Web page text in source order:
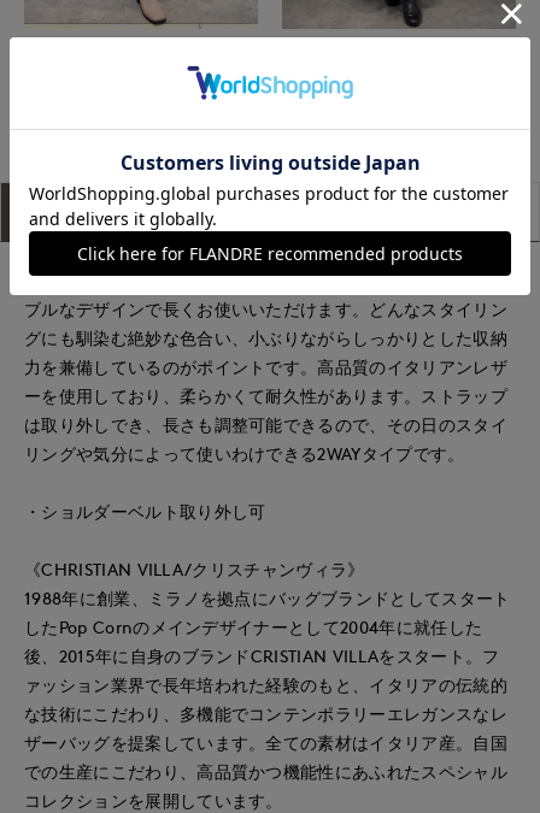
アイテム説明
斜めの切替が特徴的な、つやのある上品なレザーバック。シン
ブルなデザインで長くお使いいただけます。どんなスタイリン
グにも馴染む絶妙な色合い、小ぶりながらしっかりとした収納
力を兼備しているのがポイントです。高品質のイタリアンレザ
ーを使用しており、柔らかくて耐久性があります。ストラップ
は取り外しでき、長さも調整可能できるので、その日のスタイ
リングや気分によって使いわけできる2WAYタイプです。
・ショルダーベルト取り外し可
《CHRISTIAN VILLA/クリスチャンヴィラ》
1988年に創業、ミラノを拠点にバッグブランドとしてスタート
したPop Cornのメインデザイナーとして2004年に就任した
後、2015年に自身のブランドCRISTIAN VILLAをスタート。フ
ァッション業界で長年培われた経験のもと、イタリアの伝統的
な技術にこだわり、多機能でコンテンポラリーエレガンスなレ
ザーバッグを提案しています。全ての素材はイタリア産。自国
での生産にこだわり、高品質かつ機能性にあふれたスペシャル
コレクションを展開しています。